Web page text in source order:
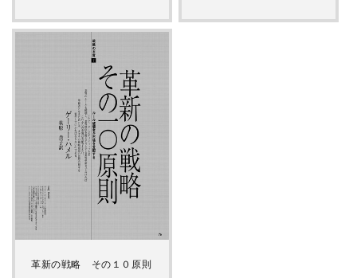
価
革新の戦略 その１０原則